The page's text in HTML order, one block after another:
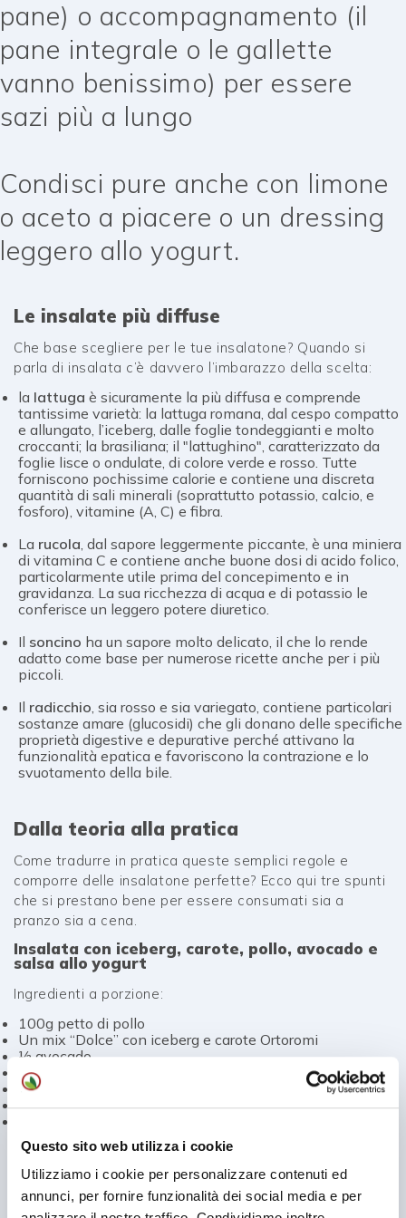
Questo sito web utilizza i cookie
Utilizziamo i cookie per personalizzare contenuti ed
annunci, per fornire funzionalità dei social media e per
pane) o accompagnamento (il
pane integrale o le gallette
vanno benissimo) per essere
sazi più a lungo
Condisci pure anche con limone
o aceto a piacere o un dressing
leggero allo yogurt.
Le insalate più diffuse
Che base scegliere per le tue insalatone? Quando si
parla di insalata c’è davvero l’imbarazzo della scelta:
la lattuga è sicuramente la più diffusa e comprende
tantissime varietà: la lattuga romana, dal cespo compatto
e allungato, l’iceberg, dalle foglie tondeggianti e molto
croccanti; la brasiliana; il "lattughino", caratterizzato da
foglie lisce o ondulate, di colore verde e rosso. Tutte
forniscono pochissime calorie e contiene una discreta
quantità di sali minerali (soprattutto potassio, calcio, e
fosforo), vitamine (A, C) e fibra.
La rucola, dal sapore leggermente piccante, è una miniera
di vitamina C e contiene anche buone dosi di acido folico,
particolarmente utile prima del concepimento e in
gravidanza. La sua ricchezza di acqua e di potassio le
conferisce un leggero potere diuretico.
Il soncino ha un sapore molto delicato, il che lo rende
adatto come base per numerose ricette anche per i più
piccoli.
Il radicchio, sia rosso e sia variegato, contiene particolari
sostanze amare (glucosidi) che gli donano delle specifiche
proprietà digestive e depurative perché attivano la
funzionalità epatica e favoriscono la contrazione e lo
svuotamento della bile.
Dalla teoria alla pratica
Come tradurre in pratica queste semplici regole e
comporre delle insalatone perfette? Ecco qui tre spunti
che si prestano bene per essere consumati sia a
pranzo sia a cena.
Insalata con iceberg, carote, pollo, avocado e
salsa allo yogurt
Ingredienti a porzione:
100g petto di pollo
Un mix “Dolce” con iceberg e carote Ortoromi
½ avocado
Yogurt magro
Un cucchiaino d’olio
Sale e pepe
Preparazione
Cuoci il petto di pollo tagliato a listarelle alla piastra
con un filo d’olio, sale e pepe. Prepara la salsa allo